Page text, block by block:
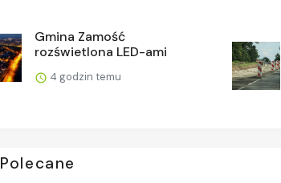
Gmina Zamość
rozświetlona LED-ami
4 godzin temu
Polecane